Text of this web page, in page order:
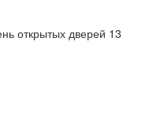
открытых дверей 13